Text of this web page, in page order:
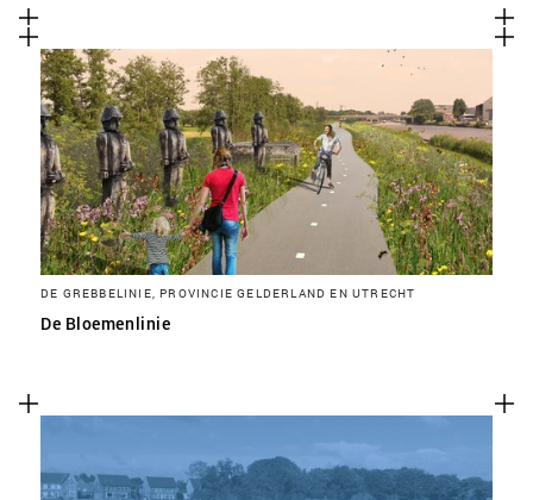
DE GREBBELINIE, PROVINCIE GELDERLAND EN UTRECHT
De Bloemenlinie